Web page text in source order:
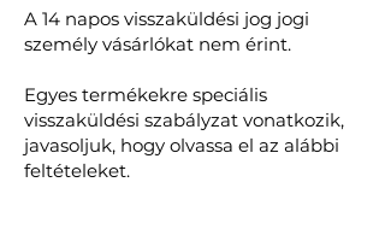
A 14 napos visszaküldési jog jogi
személy vásárlókat nem érint.
Egyes termékekre speciális
visszaküldési szabályzat vonatkozik,
javasoljuk, hogy olvassa el az alábbi
feltételeket.